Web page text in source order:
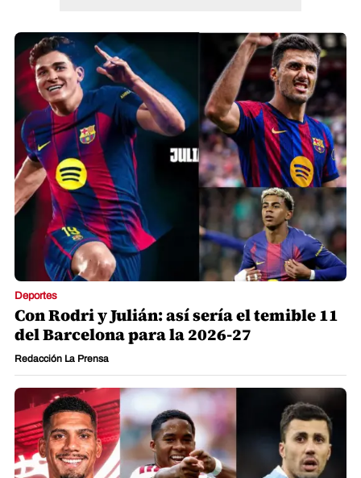
Deportes
Con Rodri y Julián: así sería el temible 11
del Barcelona para la 2026-27
Redacción La Prensa